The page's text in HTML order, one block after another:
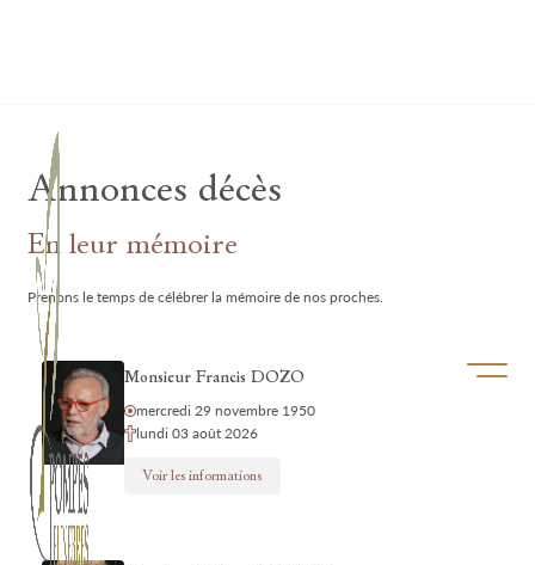
Ouvrir/
Annonces décès
En leur mémoire
Prenons le temps de célébrer la mémoire de nos proches.
Monsieur Francis DOZO
mercredi 29 novembre 1950
lundi 03 août 2026
Voir les informations